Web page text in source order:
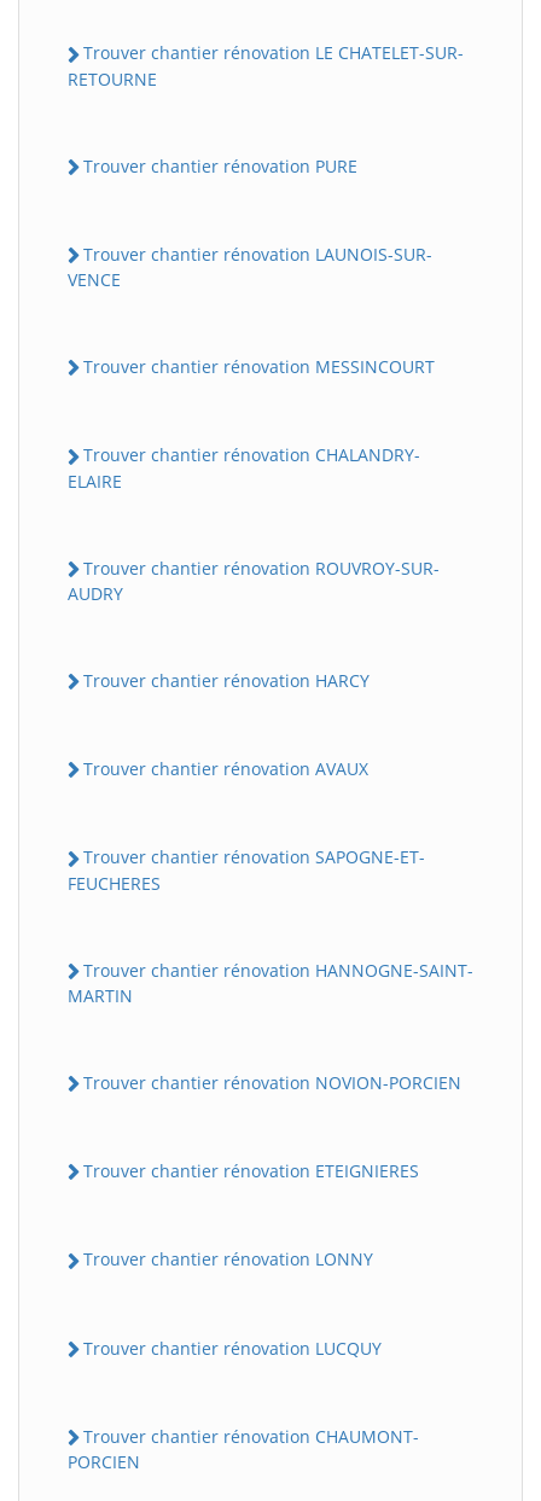
Trouver chantier rénovation LE CHATELET-SUR-
RETOURNE
Trouver chantier rénovation PURE
Trouver chantier rénovation LAUNOIS-SUR-
VENCE
Trouver chantier rénovation MESSINCOURT
Trouver chantier rénovation CHALANDRY-
ELAIRE
Trouver chantier rénovation ROUVROY-SUR-
AUDRY
Trouver chantier rénovation HARCY
Trouver chantier rénovation AVAUX
Trouver chantier rénovation SAPOGNE-ET-
FEUCHERES
Trouver chantier rénovation HANNOGNE-SAINT-
MARTIN
Trouver chantier rénovation NOVION-PORCIEN
Trouver chantier rénovation ETEIGNIERES
Trouver chantier rénovation LONNY
Trouver chantier rénovation LUCQUY
Trouver chantier rénovation CHAUMONT-
PORCIEN
B BatiWebPro
Assistant en ligne